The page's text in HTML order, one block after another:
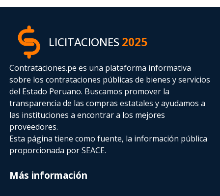
LICITACIONES2025
Contrataciones.pe es una plataforma informativa
sobre los contrataciones públicas de bienes y servicios
del Estado Peruano. Buscamos promover la
transparencia de las compras estatalesy ayudamos a
las instituciones a encontrar a los mejores
proveedores.
Esta página tiene como fuente, la información pública
proporcionada por SEACE.
Más información